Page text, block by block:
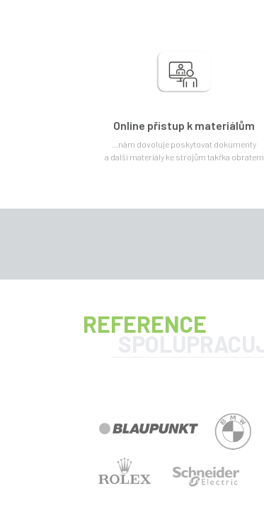
Online přístup k materiálům
...nám dovoluje poskytovat dokumenty
a další materiály ke strojům takřka obratem
REFERENCE